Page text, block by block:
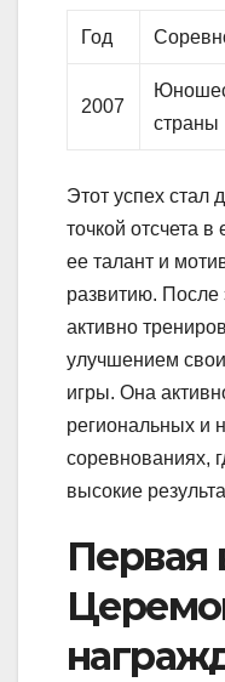
Год
2007
страны
Этот успех стал
точкой отсчета
ее талант и
развитию.
активно
улучшением
игры. Она
региональных и
соревнованиях,
высокие
Первая